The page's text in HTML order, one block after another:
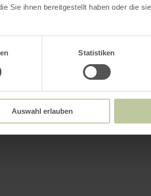
Sie ihnen bereitgestellt haben oder die
Statistiken
Auswahl erlauben